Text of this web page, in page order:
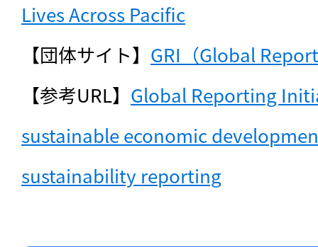
Lives Across Pacific
【団体サイト】 GRI（Global
【参考URL】 Global Reporting
sustainable economic
sustainability reporting